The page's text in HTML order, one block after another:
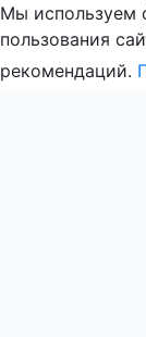
Мы используем
пользования
рекомендаций.